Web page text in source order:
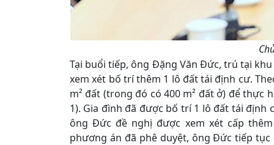
Tại buổi tiếp, ông Đặng Văn Đức, trú tại
xem xét bố trí thêm 1 lô đất tái định cư.
m² đất (trong đó có 400 m² đất ở) để thực
1). Gia đình đã được bố trí 1 lô đất tái định
ông Đức đề nghị được xem xét cấp
phương án đã phê duyệt, ông Đức tiếp